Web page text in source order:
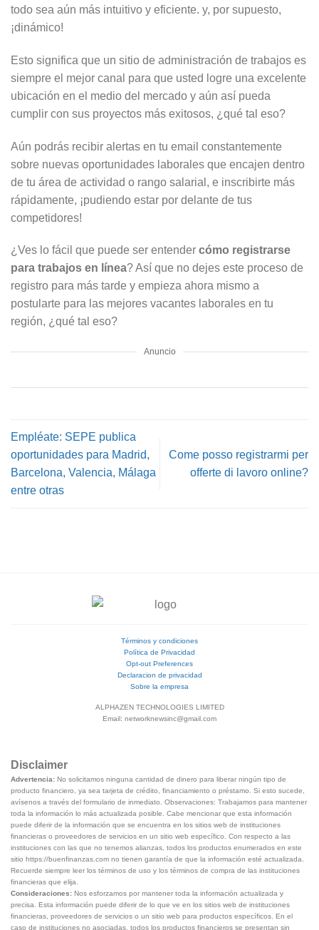
todo sea aún más intuitivo y eficiente. y, por supuesto,
¡dinámico!
Esto significa que un sitio de administración de trabajos es
siempre el mejor canal para que usted logre una excelente
ubicación en el medio del mercado y aún así pueda
cumplir con sus proyectos más exitosos, ¿qué tal eso?
Aún podrás recibir alertas en tu email constantemente
sobre nuevas oportunidades laborales que encajen dentro
de tu área de actividad o rango salarial, e inscribirte más
rápidamente, ¡pudiendo estar por delante de tus
competidores!
¿Ves lo fácil que puede ser entender cómo registrarse
para trabajos en línea? Así que no dejes este proceso de
registro para más tarde y empieza ahora mismo a
postularte para las mejores vacantes laborales en tu
región, ¿qué tal eso?
Anuncio
Empléate: SEPE publica
oportunidades para Madrid,
Barcelona, Valencia, Málaga
entre otras
Come posso registrarmi per
offerte di lavoro online?
Términos y condiciones
Política de Privacidad
Opt-out Preferences
Declaracion de privacidad
Sobre la empresa
ALPHAZEN TECHNOLOGIES LIMITED
Email: networknewsinc@gmail.com
Disclaimer
Advertencia: No solicitamos ninguna cantidad de dinero para liberar ningún tipo de
producto financiero, ya sea tarjeta de crédito, financiamiento o préstamo. Si esto sucede,
avísenos a través del formulario de inmediato. Observaciones: Trabajamos para mantener
toda la información lo más actualizada posible. Cabe mencionar que esta información
puede diferir de la información que se encuentra en los sitios web de instituciones
financieras o proveedores de servicios en un sitio web específico. Con respecto a las
instituciones con las que no tenemos alianzas, todos los productos enumerados en este
sitio https://buenfinanzas.com no tienen garantía de que la información esté actualizada.
Recuerde siempre leer los términos de uso y los términos de compra de las instituciones
financieras que elija.
Consideraciones: Nos esforzamos por mantener toda la información actualizada y
precisa. Esta información puede diferir de lo que ve en los sitios web de instituciones
financieras, proveedores de servicios o un sitio web para productos específicos. En el
caso de instituciones no asociadas, todos los productos financieros se presentan sin